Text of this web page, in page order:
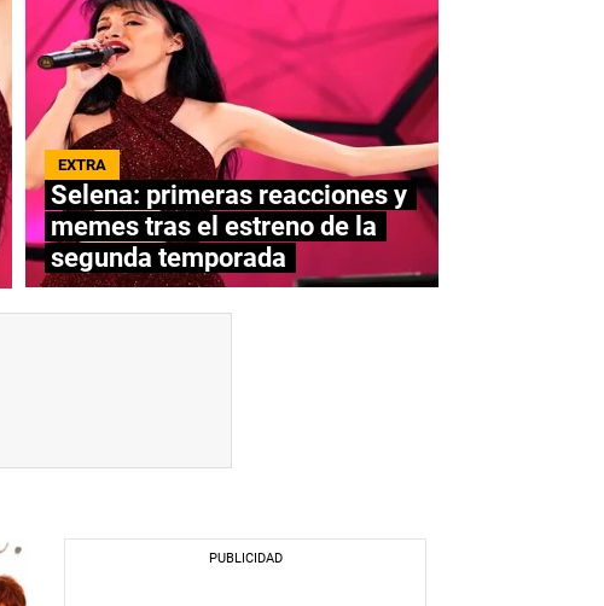
EXTRA
Selena: primeras reacciones y
memes tras el estreno de la
segunda temporada